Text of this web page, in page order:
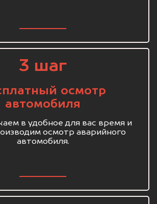
3 шаг
осмотр
автомобиля
в удобное для вас время и
осмотр аварийного
автомобиля.